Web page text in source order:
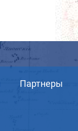
Партнеры